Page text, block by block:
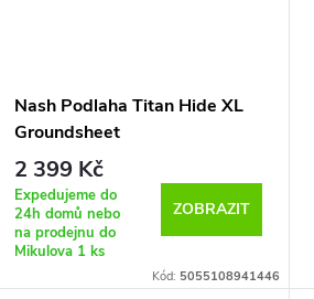
Nash Podlaha Titan Hide XL
Groundsheet
2 399 Kč
Expedujeme do
24h domů nebo
na prodejnu do
Mikulova 1 ks
ZOBRAZIT
Kód: 5055108941446